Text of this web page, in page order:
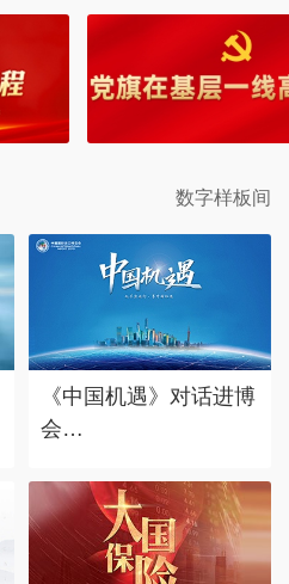
数字样板间
《中国机遇》对话进博
会
遇。